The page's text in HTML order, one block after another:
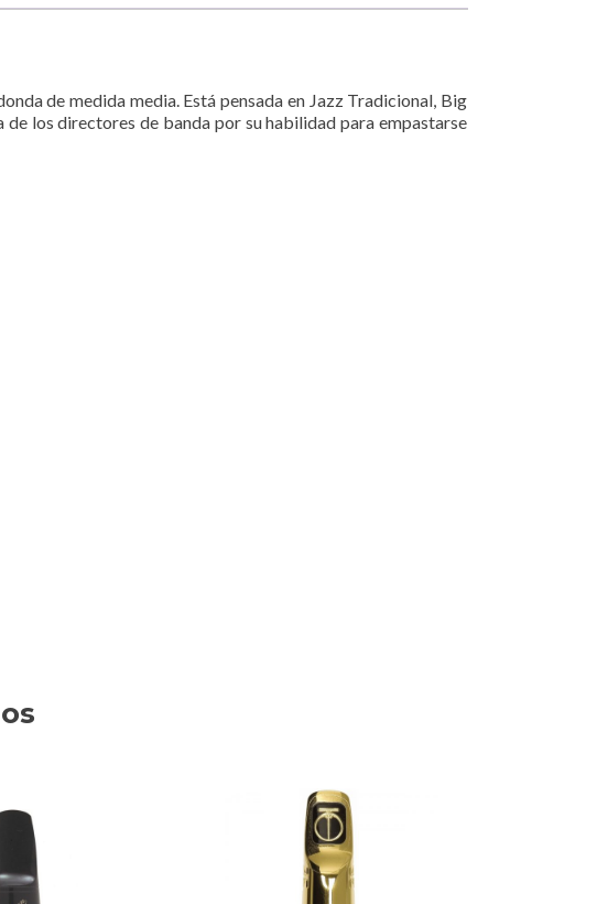
de medida media. Está pensada en Jazz Tradicional, Big
los directores de banda por su habilidad para empastarse